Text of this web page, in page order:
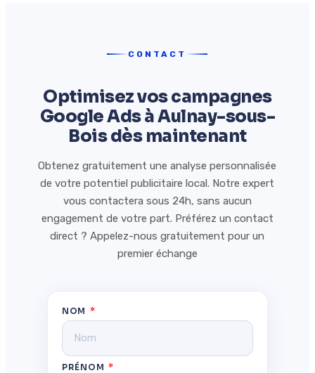
CONTACT
Optimisez vos campagnes
Google Ads à Aulnay-sous-
Bois dès maintenant
Obtenez gratuitement une analyse personnalisée
de votre potentiel publicitaire local. Notre expert
vous contactera sous 24h, sans aucun
engagement de votre part. Préférez un contact
direct ? Appelez-nous gratuitement pour un
premier échange
NOM
PRÉNOM